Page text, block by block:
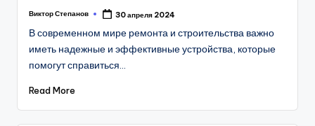
Posted
Виктор Степанов 30 апреля 2024
В современном мире ремонта и строительства важно
иметь надежные и эффективные устройства, которые
помогут справиться…
Read More